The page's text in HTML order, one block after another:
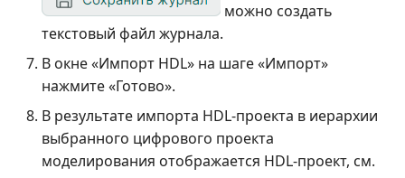
можно создать
текстовый файл журнала.
В окне «Импорт HDL» на шаге «Импорт»
нажмите «Готово».
В результате импорта HDL-проекта в иерархии
выбранного цифрового проекта
моделирования отображается HDL-проект, см.